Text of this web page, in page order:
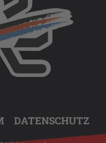
DATENSCHUTZ